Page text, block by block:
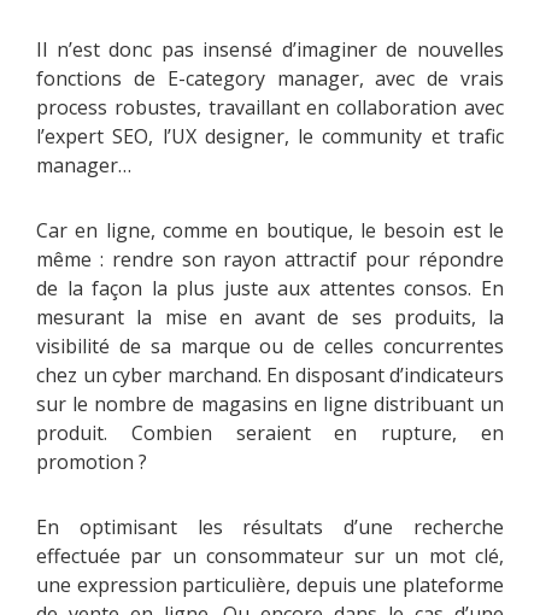
Il n’est donc pas insensé d’imaginer de nouvelles
fonctions de E-category manager, avec de vrais
process robustes, travaillant en collaboration avec
l’expert SEO, l’UX designer, le community et trafic
manager…
Car en ligne, comme en boutique, le besoin est le
même : rendre son rayon attractif pour répondre
de la façon la plus juste aux attentes consos. En
mesurant la mise en avant de ses produits, la
visibilité de sa marque ou de celles concurrentes
chez un cyber marchand. En disposant d’indicateurs
sur le nombre de magasins en ligne distribuant un
produit. Combien seraient en rupture, en
promotion ?
En optimisant les résultats d’une recherche
effectuée par un consommateur sur un mot clé,
une expression particulière, depuis une plateforme